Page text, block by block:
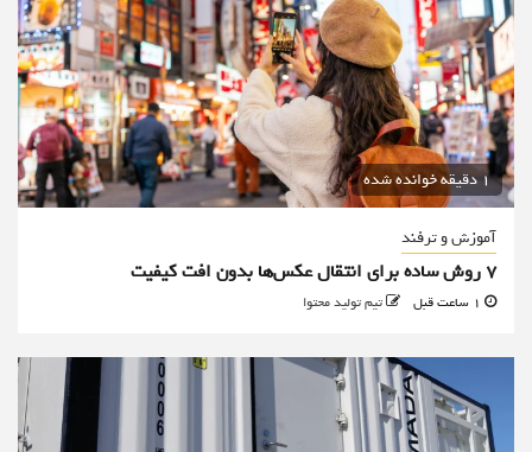
1 دقیقه خوانده شده
آموزش و ترفند
۷ روش ساده برای انتقال عکس‌ها بدون افت کیفیت
تیم تولید محتوا